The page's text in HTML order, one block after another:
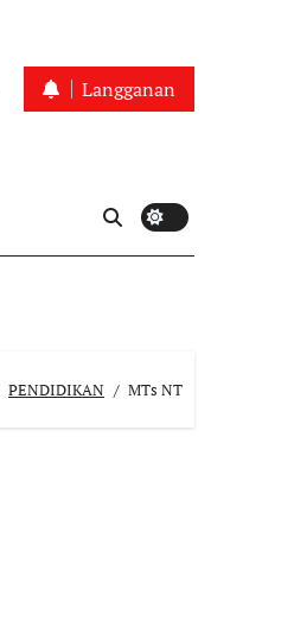
Langganan
PENDIDIKAN MTs NT